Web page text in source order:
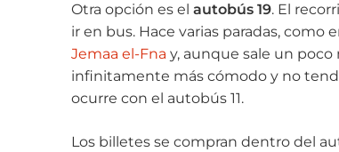
Otra opción es el autobús 19. El
ir en bus. Hace varias paradas, como
Jemaa el-Fna y, aunque sale un poco
infinitamente más cómodo y no
ocurre con el autobús 11.
Los billetes se compran dentro del